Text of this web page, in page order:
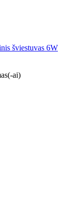
šviestuvas 6W
ai)